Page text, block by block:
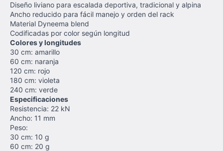
Diseño liviano para escalada deportiva, tradicional y alpina
Ancho reducido para fácil manejo y orden del rack
Material Dyneema blend
Codificadas por color según longitud
Colores y longitudes
30 cm: amarillo
60 cm: naranja
120 cm: rojo
180 cm: violeta
240 cm: verde
Especificaciones
Resistencia: 22 kN
Ancho: 11 mm
Peso:
30 cm: 10 g
60 cm: 20 g